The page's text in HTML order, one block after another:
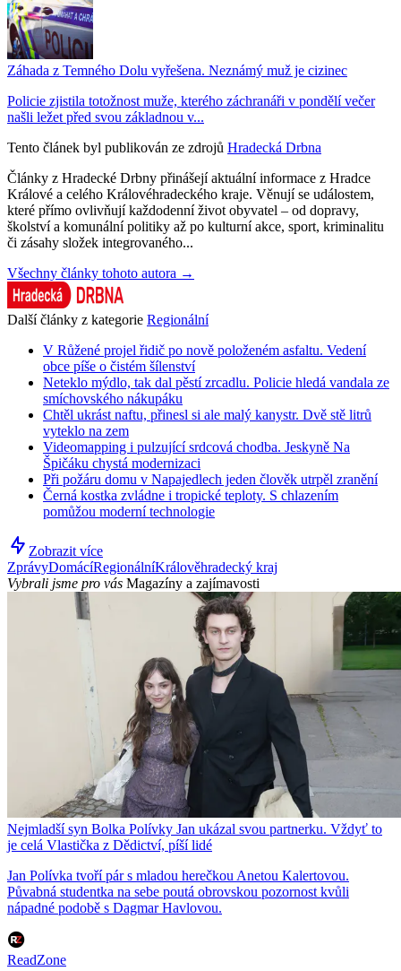
Záhada z Temného Dolu vyřešena. Neznámý muž je cizinec
Policie zjistila totožnost muže, kterého záchranáři v pondělí večer
našli ležet před svou základnou v...
Tento článek byl publikován ze zdrojů Hradecká Drbna
Články z Hradecké Drbny přinášejí aktuální informace z Hradce
Králové a celého Královéhradeckého kraje. Věnují se událostem,
které přímo ovlivňují každodenní život obyvatel – od dopravy,
školství a komunální politiky až po kulturní akce, sport, kriminalitu
či zásahy složek integrovaného...
Všechny články tohoto autora →
Další články z kategorie Regionální
V Růžené projel řidič po nově položeném asfaltu. Vedení
obce píše o čistém šílenství
Neteklo mýdlo, tak dal pěstí zrcadlu. Policie hledá vandala ze
smíchovského nákupáku
Chtěl ukrást naftu, přinesl si ale malý kanystr. Dvě stě litrů
vyteklo na zem
Videomapping i pulzující srdcová chodba. Jeskyně Na
Špičáku chystá modernizaci
Při požáru domu v Napajedlech jeden člověk utrpěl zranění
Černá kostka zvládne i tropické teploty. S chlazením
pomůžou moderní technologie
Zobrazit více
ZprávyDomácíRegionálníKrálověhradecký kraj
Vybrali jsme pro vás Magazíny a zajímavosti
Nejmladší syn Bolka Polívky Jan ukázal svou partnerku. Vždyť to
je celá Vlastička z Dědictví, píší lidé
Jan Polívka tvoří pár s mladou herečkou Anetou Kalertovou.
Půvabná studentka na sebe poutá obrovskou pozornost kvůli
nápadné podobě s Dagmar Havlovou.
ReadZone